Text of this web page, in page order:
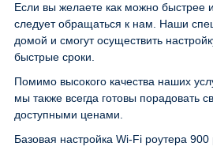
Если вы желаете как можно быстрее
следует обращаться к нам. Наши
домой и смогут осуществить
быстрые сроки.
Помимо высокого качества наших
мы также всегда готовы порадовать
доступными ценами.
Базовая настройка Wi-Fi роутера 900